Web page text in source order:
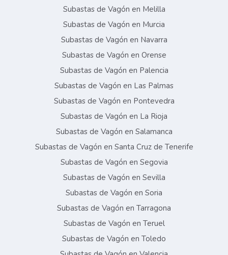
Subastas de Vagón en Melilla
Subastas de Vagón en Murcia
Subastas de Vagón en Navarra
Subastas de Vagón en Orense
Subastas de Vagón en Palencia
Subastas de Vagón en Las Palmas
Subastas de Vagón en Pontevedra
Subastas de Vagón en La Rioja
Subastas de Vagón en Salamanca
Subastas de Vagón en Santa Cruz de Tenerife
Subastas de Vagón en Segovia
Subastas de Vagón en Sevilla
Subastas de Vagón en Soria
Subastas de Vagón en Tarragona
Subastas de Vagón en Teruel
Subastas de Vagón en Toledo